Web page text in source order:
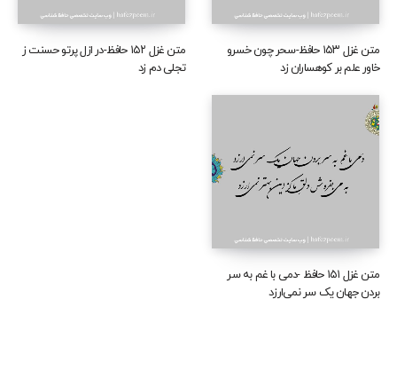
متن غزل ۱۵۳ حافظ-سحر چون خسرو
خاور علم بر کوهساران زد
متن غزل ۱۵۲ حافظ-در ازل پرتو حسنت ز
تجلی دم زد
متن غزل ۱۵۱ حافظ -دمی با غم به سر
بردن جهان یک سر نمی‌ارزد